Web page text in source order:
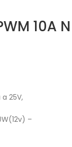
10A N
25V,
–